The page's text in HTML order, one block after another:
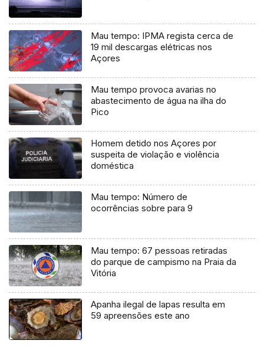
Mau tempo: IPMA regista cerca de
19 mil descargas elétricas nos
Açores
Mau tempo provoca avarias no
abastecimento de água na ilha do
Pico
Homem detido nos Açores por
suspeita de violação e violência
doméstica
Mau tempo: Número de
ocorrências sobre para 9
Mau tempo: 67 pessoas retiradas
do parque de campismo na Praia da
Vitória
Apanha ilegal de lapas resulta em
59 apreensões este ano